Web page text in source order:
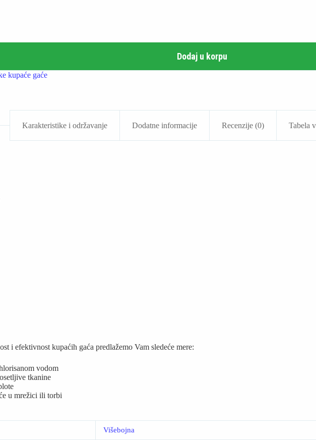
Dodaj u korpu
kupaće gaće
Karakteristike i održavanje Dodatne informacije Recenzije (0) Tabela
i efektivnost kupaćih gaća predlažemo Vam sledeće mere:
vodom
tkanine
u mrežici ili torbi
Višebojna